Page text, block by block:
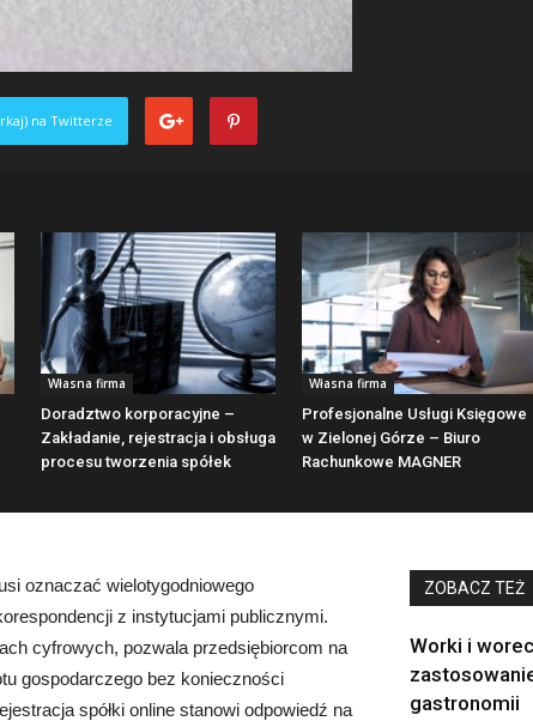
na Twitterze
Własna firma
Doradztwo korporacyjne –
Zakładanie, rejestracja i obsługa
procesu tworzenia spółek
Własna firma
Profesjonalne Usługi Księgowe
w Zielonej Górze – Biuro
Rachunkowe MAGNER
oznaczać wielotygodniowego
z instytucjami publicznymi.
cyfrowych, pozwala przedsiębiorcom na
gospodarczego bez konieczności
spółki online stanowi odpowiedź na
ZOBACZ TEŻ
Worki i
gastronomii